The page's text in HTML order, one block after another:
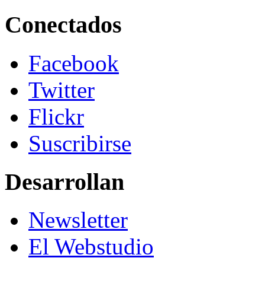
Conectados
Facebook
Twitter
Flickr
Suscribirse
Desarrollan
Newsletter
El Webstudio